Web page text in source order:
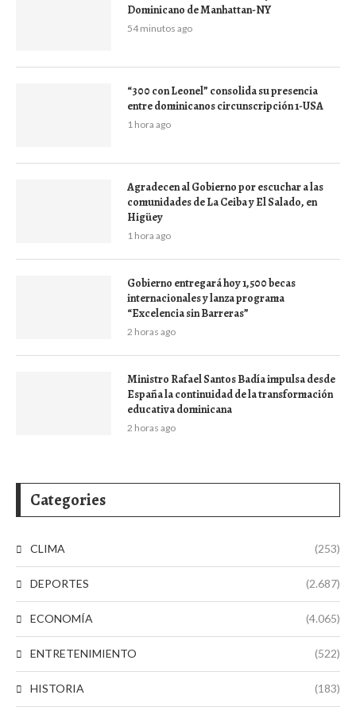
Dominicano de Manhattan-NY
54 minutos ago
“300 con Leonel” consolida su presencia
entre dominicanos circunscripción 1-USA
1 hora ago
Agradecen al Gobierno por escuchar a las
comunidades de La Ceiba y El Salado, en
Higüey
1 hora ago
Gobierno entregará hoy 1,500 becas
internacionales y lanza programa
“Excelencia sin Barreras”
2 horas ago
Ministro Rafael Santos Badía impulsa desde
España la continuidad de la transformación
educativa dominicana
2 horas ago
Categories
CLIMA (253)
DEPORTES (2.687)
ECONOMÍA (4.065)
ENTRETENIMIENTO (522)
HISTORIA (183)